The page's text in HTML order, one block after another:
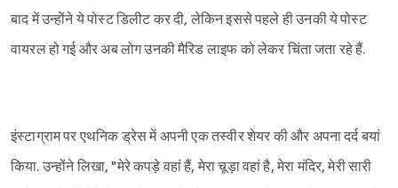
बाद में उन्होंने ये पोस्ट डिलीट कर दी, लेकिन इससे पहले ही उनकी ये पोस्ट
वायरल हो गई और अब लोग उनकी मैरिड लाइफ को लेकर चिंता जता रहे हैं.
इंस्टाग्राम पर एथनिक ड्रेस में अपनी एक तस्वीर शेयर की और अपना दर्द बयां
किया. उन्होंने लिखा, "मेरे कपड़े वहां हैं, मेरा चूड़ा वहां है, मेरा मंदिर, मेरी सारी